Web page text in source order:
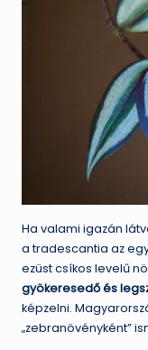
Ha valami igazán
a tradescantia az
ezüst csíkos levelű
gyökeresedő és
képzelni.
„zebranövényként”